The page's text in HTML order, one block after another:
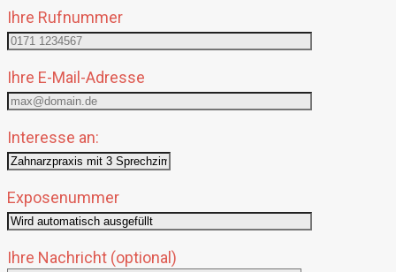
Ihre Rufnummer
Ihre E-Mail-Adresse
Interesse an:
Exposenummer
Ihre Nachricht (optional)